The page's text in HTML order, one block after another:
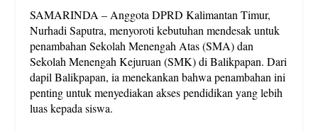
SAMARINDA – Anggota DPRD Kalimantan Timur,
Nurhadi Saputra, menyoroti kebutuhan mendesak untuk
penambahan Sekolah Menengah Atas (SMA) dan
Sekolah Menengah Kejuruan (SMK) di Balikpapan. Dari
dapil Balikpapan, ia menekankan bahwa penambahan ini
penting untuk menyediakan akses pendidikan yang lebih
luas kepada siswa.